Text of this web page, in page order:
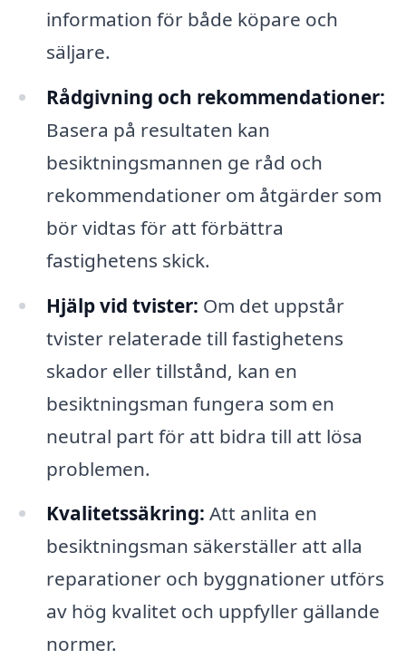
information för både köpare och
säljare.
Rådgivning och rekommendationer:
Basera på resultaten kan
besiktningsmannen ge råd och
rekommendationer om åtgärder som
bör vidtas för att förbättra
fastighetens skick.
Hjälp vid tvister: Om det uppstår
tvister relaterade till fastighetens
skador eller tillstånd, kan en
besiktningsman fungera som en
neutral part för att bidra till att lösa
problemen.
Kvalitetssäkring: Att anlita en
besiktningsman säkerställer att alla
reparationer och byggnationer utförs
av hög kvalitet och uppfyller gällande
normer.